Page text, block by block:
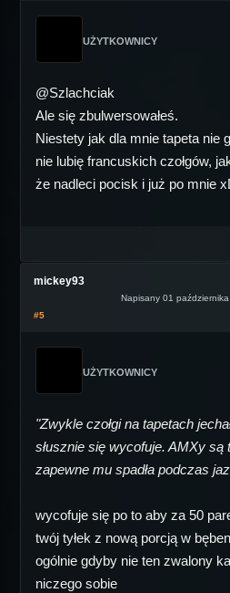
UŻYTKOWNICY
@Szlachciak
Ale się zbulwersowałeś.
Niestety jak dla mnie tapeta nie
nie lubię francuskich czołgów,
że nadleci pocisk i już po mnie
mickey93
Napisany 01
#5
UŻYTKOWNICY
"Zwykle czołgi na tapetach
słusznie się wycofuje. AMXy
zapewne mu spadła podczas
wycofuje się po to aby za 50
twój tyłek z nową porcją w
ogólnie gdyby nie ten zwalony
niczego sobie